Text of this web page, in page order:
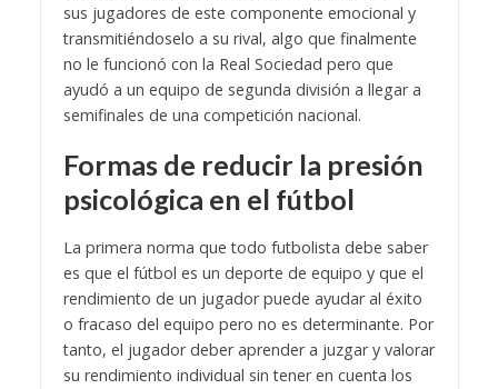
sus jugadores de este componente emocional y
transmitiéndoselo a su rival, algo que finalmente
no le funcionó con la Real Sociedad pero que
ayudó a un equipo de segunda división a llegar a
semifinales de una competición nacional.
Formas de reducir la presión
psicológica en el fútbol
La primera norma que todo futbolista debe saber
es que el fútbol es un deporte de equipo y que el
rendimiento de un jugador puede ayudar al éxito
o fracaso del equipo pero no es determinante. Por
tanto, el jugador deber aprender a juzgar y valorar
su rendimiento individual sin tener en cuenta los